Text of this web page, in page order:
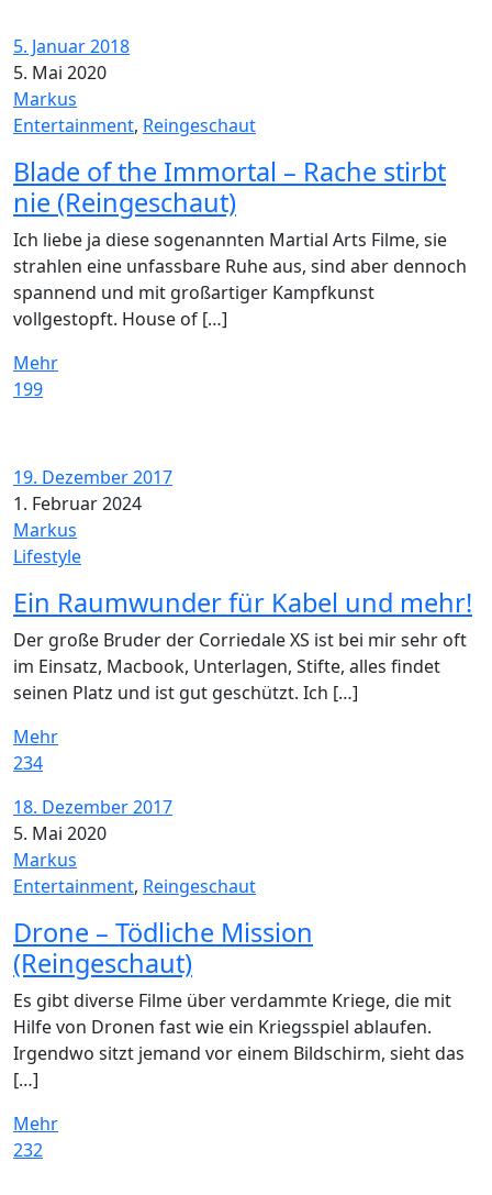
5. Januar 2018
5. Mai 2020
Markus
Entertainment, Reingeschaut
Blade of the Immortal – Rache stirbt
nie (Reingeschaut)
Ich liebe ja diese sogenannten Martial Arts Filme, sie
strahlen eine unfassbare Ruhe aus, sind aber dennoch
spannend und mit großartiger Kampfkunst
vollgestopft. House of […]
Mehr
199
19. Dezember 2017
1. Februar 2024
Markus
Lifestyle
Ein Raumwunder für Kabel und mehr!
Der große Bruder der Corriedale XS ist bei mir sehr oft
im Einsatz, Macbook, Unterlagen, Stifte, alles findet
seinen Platz und ist gut geschützt. Ich […]
Mehr
234
18. Dezember 2017
5. Mai 2020
Markus
Entertainment, Reingeschaut
Drone – Tödliche Mission
(Reingeschaut)
Es gibt diverse Filme über verdammte Kriege, die mit
Hilfe von Dronen fast wie ein Kriegsspiel ablaufen.
Irgendwo sitzt jemand vor einem Bildschirm, sieht das
[…]
Mehr
232